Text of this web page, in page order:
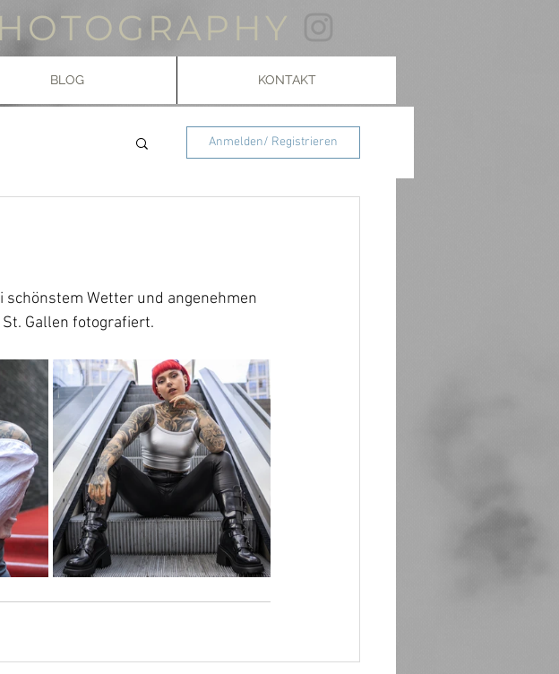
BLOG KONTAKT
Anmelden/ Registrieren
schönstem Wetter und angenehmen
Gallen fotografiert.